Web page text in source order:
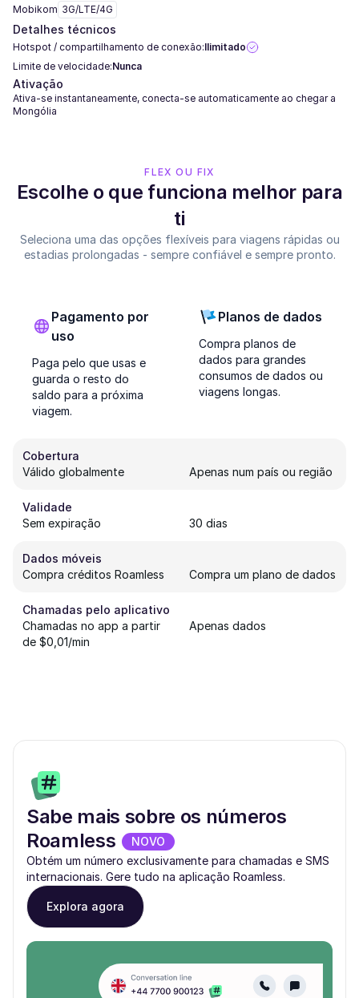
Mobikom 3G/LTE/4G
Detalhes técnicos
Hotspot / compartilhamento de conexão:Ilimitado
Limite de velocidade:Nunca
Ativação
Ativa-se instantaneamente, conecta-se automaticamente ao chegar a
Mongólia
FLEX OU FIX
Escolhe o que funciona melhor para
ti
Seleciona uma das opções flexíveis para viagens rápidas ou
estadias prolongadas - sempre confiável e sempre pronto.
Pagamento por
uso
Paga pelo que usas e
guarda o resto do
saldo para a próxima
viagem.
Planos de dados
Compra planos de
dados para grandes
consumos de dados ou
viagens longas.
Cobertura
Válido globalmente
Apenas num país ou região
Validade
Sem expiração
30 dias
Dados móveis
Compra créditos Roamless
Compra um plano de dados
Chamadas pelo aplicativo
Chamadas no app a partir
de $0,01/min
Apenas dados
Sabe mais sobre os números
Roamless
NOVO
Obtém um número exclusivamente para chamadas e SMS
internacionais. Gere tudo na aplicação Roamless.
Explora agora